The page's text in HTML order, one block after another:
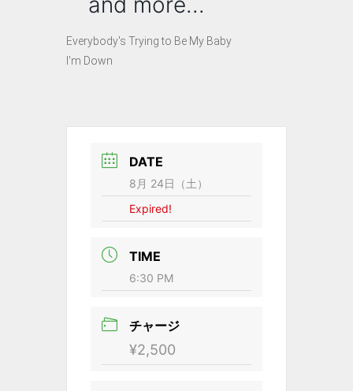
Everybody's Trying to Be My Baby
I'm Down
DATE
8月 24日（土）
Expired!
TIME
6:30 PM
チャージ
¥2,500